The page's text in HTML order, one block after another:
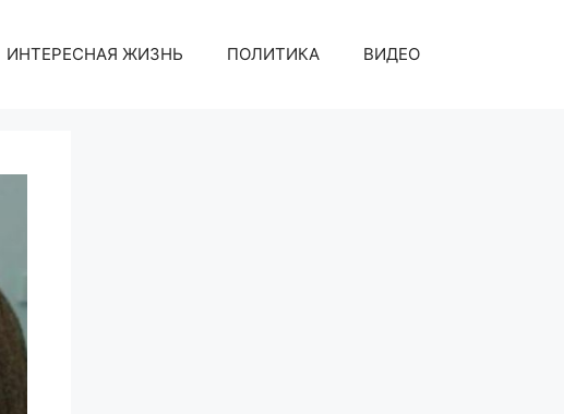
ИНТЕРЕСНАЯ ЖИЗНЬ ПОЛИТИКА ВИДЕО